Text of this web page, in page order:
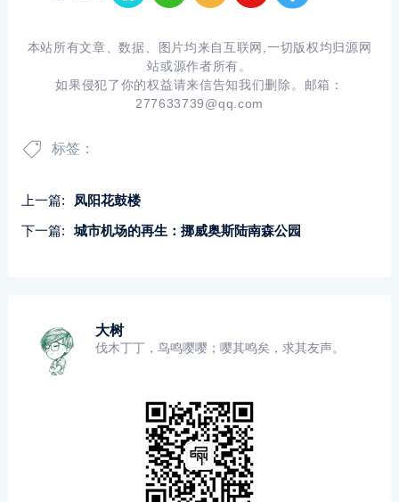
本站所有文章、数据、图片均来自互联网,一切版权均归源网
站或源作者所有。
如果侵犯了你的权益请来信告知我们删除。邮箱：
277633739@qq.com
标签：
上一篇:
凤阳花鼓楼
下一篇:
城市机场的再生：挪威奥斯陆南森公园
大树
伐木丁丁，鸟鸣嘤嘤；嘤其鸣矣，求其友声。